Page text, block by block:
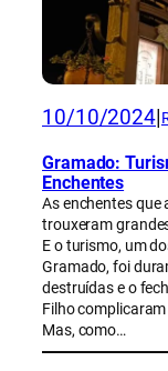
10/10/2024
Gramado:
Enchentes
As enchentes que
trouxeram
E o turismo, um
Gramado, foi
destruídas e o
Filho
Mas, como…